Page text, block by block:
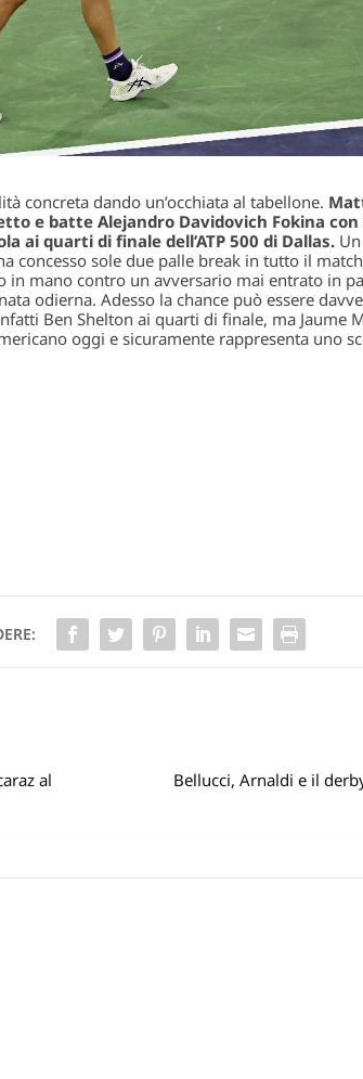
concreta dando un’occhiata al tabellone.
e batte Alejandro Davidovich Fokina
ai quarti di finale dell’ATP 500 di Dallas.
concesso sole due palle break in tutto il
in mano contro un avversario mai entrato in
odierna. Adesso la chance può essere
Ben Shelton ai quarti di finale, ma Jaume
oggi e sicuramente rappresenta uno
al
Bellucci, Arnaldi e il